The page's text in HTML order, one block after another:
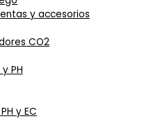
y accesorios
CO2
PH
y EC